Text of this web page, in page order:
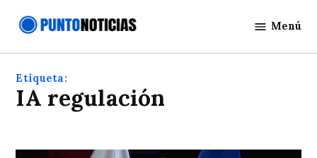
Noticias
Menú
Etiqueta:
IA regulación